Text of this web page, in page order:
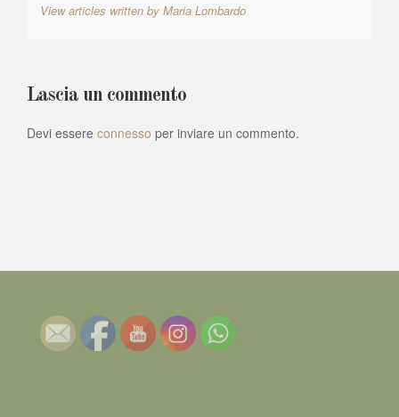
View articles written by Maria Lombardo
Lascia un commento
Devi essere connesso per inviare un commento.